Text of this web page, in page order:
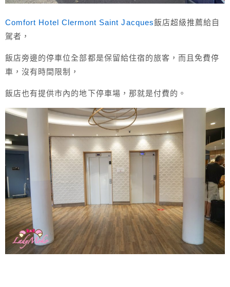
Comfort Hotel Clermont Saint Jacques飯店超級推薦給自
駕者，
飯店旁邊的停車位全部都是保留給住宿的旅客，而且免費停
車，沒有時間限制，
飯店也有提供市內的地下停車場，那就是付費的。